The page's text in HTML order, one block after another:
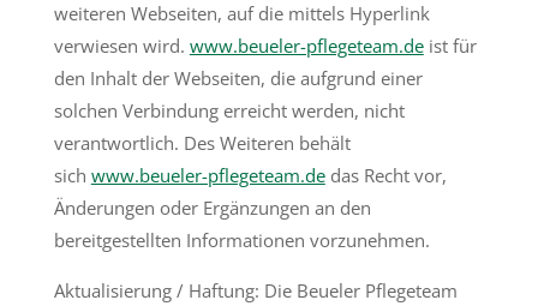
weiteren Webseiten, auf die mittels Hyperlink
verwiesen wird. www.beueler-pflegeteam.de ist für
den Inhalt der Webseiten, die aufgrund einer
solchen Verbindung erreicht werden, nicht
verantwortlich. Des Weiteren behält
sich www.beueler-pflegeteam.de das Recht vor,
Änderungen oder Ergänzungen an den
bereitgestellten Informationen vorzunehmen.
Aktualisierung / Haftung: Die Beueler Pflegeteam